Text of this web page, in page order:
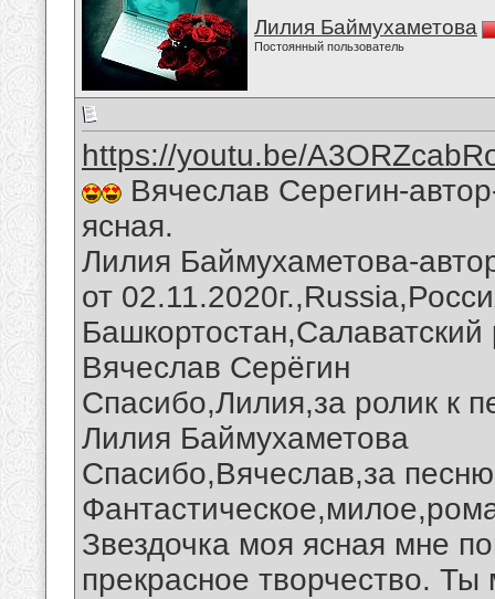
Лилия Баймухаметова
Постоянный пользователь
https://youtu.be/
Вячеслав Серегин-
ясная.
Лилия Баймухаметова-
от
Вячеслав Серёгин
Спасибо,Лилия,за ролик к
Лилия Баймухаметова
Спасибо,Вячеслав,за
Звездочка моя ясная мне
прекрасное творчество.